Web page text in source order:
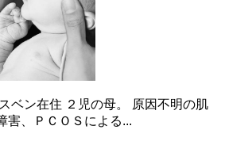
ベン在住 ２児の母。 原因不明の肌
害、ＰＣＯＳによる...